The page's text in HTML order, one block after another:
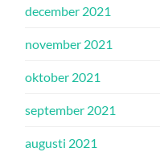
december 2021
november 2021
oktober 2021
september 2021
augusti 2021